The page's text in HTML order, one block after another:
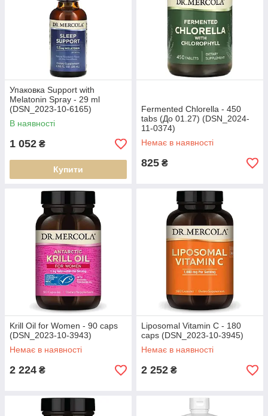
Упаковка Support with
Melatonin Spray - 29 ml
(DSN_2023-10-6165)
В наявності
1 052 ₴
Купити
Fermented Chlorella - 450
tabs (До 01.27) (DSN_2024-
11-0374)
Немає в наявності
825 ₴
Krill Oil for Women - 90 caps
(DSN_2023-10-3943)
Немає в наявності
2 224 ₴
Liposomal Vitamin C - 180
caps (DSN_2023-10-3945)
Немає в наявності
2 252 ₴